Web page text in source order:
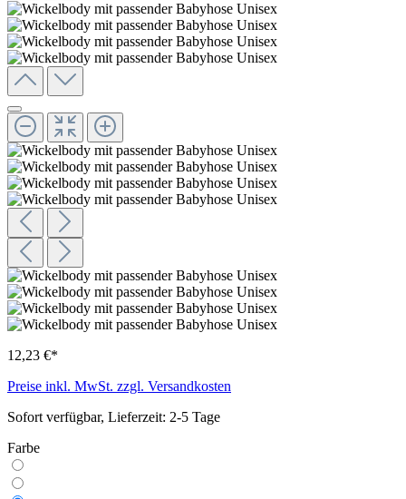
12,23 €*
Preise inkl. MwSt. zzgl. Versandkosten
Sofort verfügbar, Lieferzeit: 2-5 Tage
Farbe